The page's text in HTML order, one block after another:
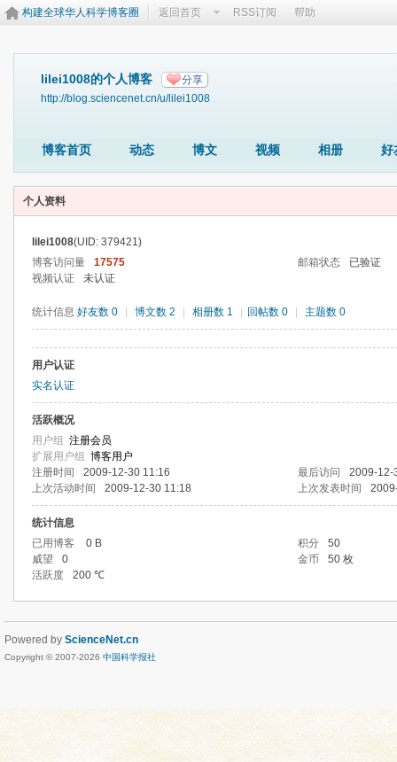
构建全球华人科学博客圈 返回首页 RSS订阅 帮助
lilei1008的个人博客 分享
http://blog.sciencenet.cn/u/lilei1008
博客首页 动态 博文 视频 相册 好
个人资料
lilei1008(UID: 379421)
博客访问量
17575 邮箱状态
已验证
视频认证
未认证
统计信息 好友数 0 博文数 2 相册数 1 回帖数 0 主题数 0
用户认证
实名认证
活跃概况
用户组 注册会员
扩展用户组 博客用户
注册时间
2009-12-30 11:16 最后访问
2009-12-
上次活动时间
2009-12-30 11:18 上次发表时间
统计信息
已用博客
0 B 积分
50
威望
0 金币
50 枚
活跃度
200 ℃
Powered by ScienceNet.cn
Copyright © 2007-2026 中国科学报社